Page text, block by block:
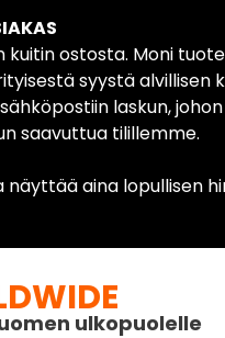
ostosta. Moni
syystä alvillisen
laskun,
saavuttua tilillemme.
aina lopullisen
ulkopuolelle